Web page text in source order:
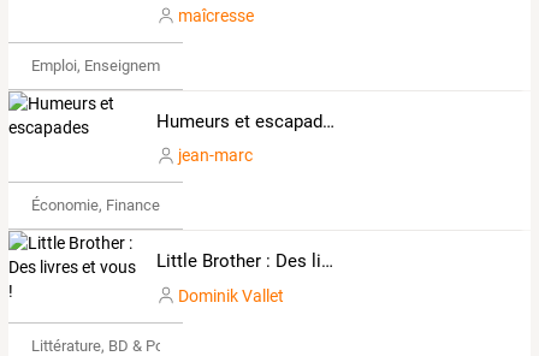
maîcresse
Emploi, Enseignement & Etudes
Humeurs et escapades
jean-marc
Économie, Finance & Droit
Little Brother : Des livres et vous !
Dominik Vallet
Littérature, BD & Poésie